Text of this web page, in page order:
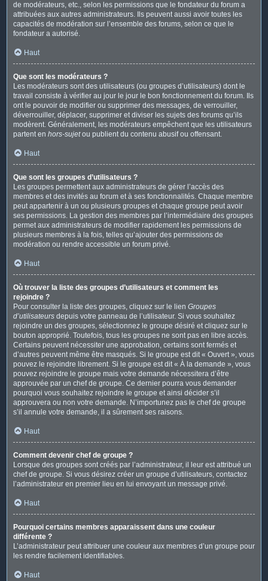
de modérateurs, etc., selon les permissions que le fondateur du forum a
attribuées aux autres administrateurs. Ils peuvent aussi avoir toutes les
capacités de modération sur l’ensemble des forums, selon ce que le
fondateur a autorisé.
Haut
Que sont les modérateurs ?
Les modérateurs sont des utilisateurs (ou groupes d’utilisateurs) dont le
travail consiste à vérifier au jour le jour le bon fonctionnement du forum. Ils
ont le pouvoir de modifier ou supprimer des messages, de verrouiller,
déverrouiller, déplacer, supprimer et diviser les sujets des forums qu’ils
modèrent. Généralement, les modérateurs empêchent que les utilisateurs
partent en hors-sujetou publient du contenu abusif ou offensant.
Haut
Que sont les groupes d’utilisateurs ?
Les groupes permettent aux administrateurs de gérer l’accès des
membres et des invités au forum et à ses fonctionnalités. Chaque membre
peut appartenir à un ou plusieurs groupes et chaque groupe peut avoir
ses permissions. La gestion des membres par l’intermédiaire des groupes
permet aux administrateurs de modifier rapidement les permissions de
plusieurs membres à la fois, telles qu’ajouter des permissions de
modération ou rendre accessible un forum privé.
Haut
Où trouver la liste des groupes d’utilisateurs et comment les
rejoindre ?
Pour consulter la liste des groupes, cliquez sur le lien Groupes
d’utilisateurs depuis votre panneau de l’utilisateur. Si vous souhaitez
rejoindre un des groupes, sélectionnez le groupe désiré et cliquez sur le
bouton approprié. Toutefois, tous les groupes ne sont pas en libre accès.
Certains peuvent nécessiter une approbation, certains sont fermés et
d’autres peuvent même être masqués. Si le groupe est dit « Ouvert », vous
pouvez le rejoindre librement. Si le groupe est dit « À la demande », vous
pouvez rejoindre le groupe mais votre demande nécessitera d’être
approuvée par un chef de groupe. Ce dernier pourra vous demander
pourquoi vous souhaitez rejoindre le groupe et ainsi décider s’il
approuvera ou non votre demande. N’importunez pas le chef de groupe
s’il annule votre demande, il a sûrement ses raisons.
Haut
Comment devenir chef de groupe ?
Lorsque des groupes sont créés par l’administrateur, il leur est attribué un
chef de groupe. Si vous désirez créer un groupe d’utilisateurs, contactez
l’administrateur en premier lieu en lui envoyant un message privé.
Haut
Pourquoi certains membres apparaissent dans une couleur
différente ?
L’administrateur peut attribuer une couleur aux membres d’un groupe pour
les rendre facilement identifiables.
Haut